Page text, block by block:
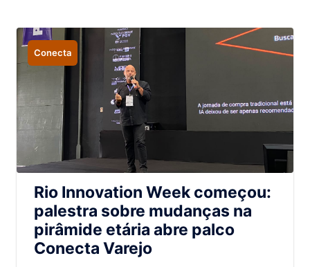
Conecta
Rio Innovation Week começou:
palestra sobre mudanças na
pirâmide etária abre palco
Conecta Varejo